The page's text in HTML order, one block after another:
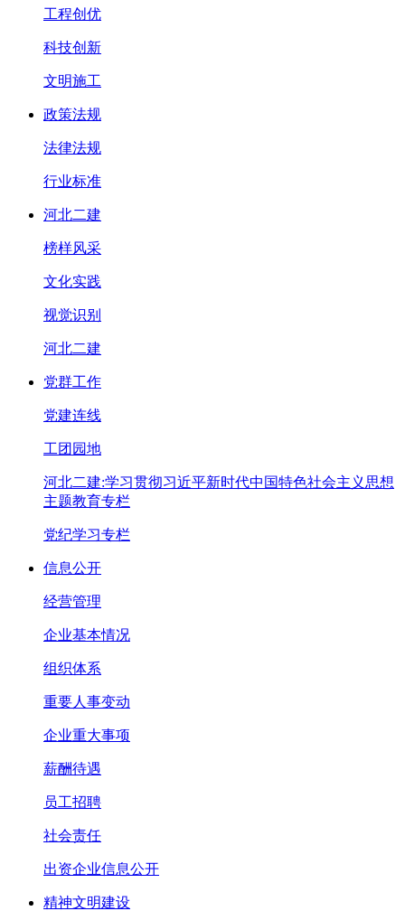
工程创优
科技创新
文明施工
政策法规
法律法规
行业标准
河北二建
榜样风采
文化实践
视觉识别
河北二建
党群工作
党建连线
工团园地
河北二建:学习贯彻习近平新时代中国特色社会主义思想
主题教育专栏
党纪学习专栏
信息公开
经营管理
企业基本情况
组织体系
重要人事变动
企业重大事项
薪酬待遇
员工招聘
社会责任
出资企业信息公开
精神文明建设